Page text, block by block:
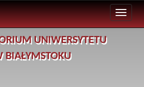
UNIWERSYTETU
BIAŁYMSTOKU